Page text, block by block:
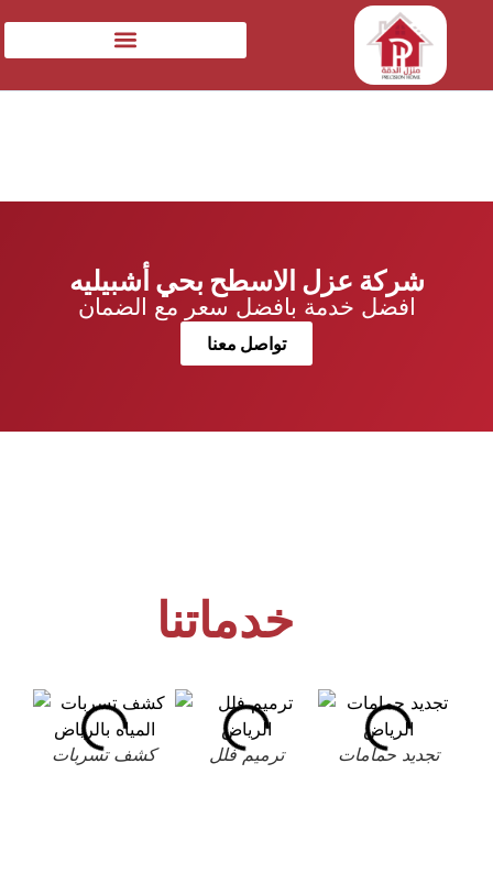
شركة عزل الاسطح بحي أشبيليه
افضل خدمة بافضل سعر مع الضمان
تواصل معنا
خدماتنا
كشف تسربات ترميم فلل تجديد حمامات